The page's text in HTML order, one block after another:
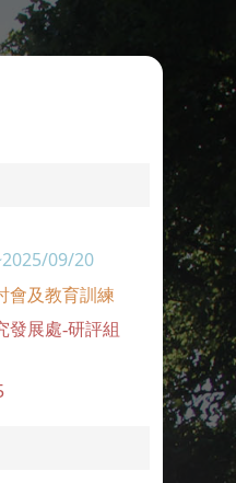
09/20
會及教育訓練
發展處-研評組